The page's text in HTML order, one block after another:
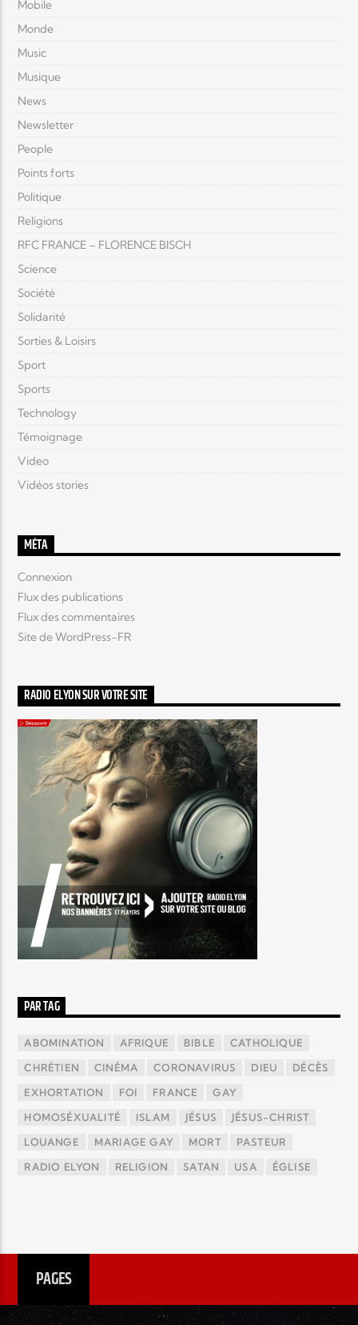
Mobile
Monde
Music
Musique
News
Newsletter
People
Points forts
Politique
Religions
RFC FRANCE – FLORENCE BISCH
Science
Société
Solidarité
Sorties & Loisirs
Sport
Sports
Technology
Témoignage
Video
Vidéos stories
MÉTA
Connexion
Flux des publications
Flux des commentaires
Site de WordPress-FR
RADIO ELYON SUR VOTRE SITE
PAR TAG
ABOMINATION AFRIQUE BIBLE CATHOLIQUE
CHRÉTIEN CINÉMA CORONAVIRUS DIEU DÉCÈS
EXHORTATION FOI FRANCE GAY
HOMOSÉXUALITÉ ISLAM JÉSUS JÉSUS-CHRIST
LOUANGE MARIAGE GAY MORT PASTEUR
RADIO ELYON RELIGION SATAN USA ÉGLISE
PAGES